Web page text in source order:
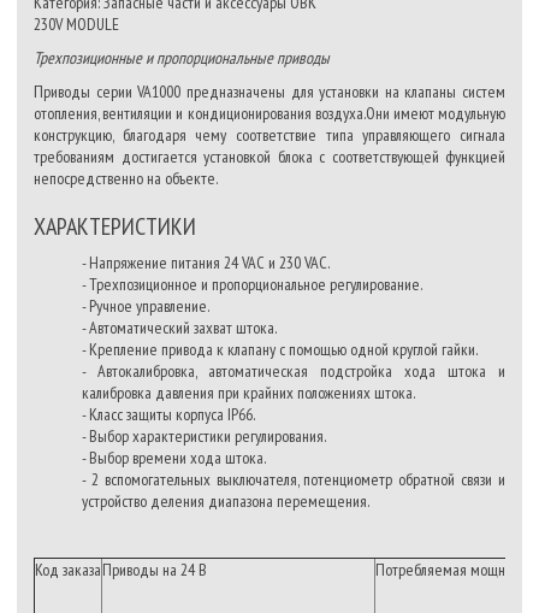
230V MODULE
Трехпозиционные и пропорциональные приводы
Приводы серии VA1000 предназначены для установки на клапаны систем
отопления, вентиляции и кондиционирования воздуха.Они имеют модульную
конструкцию, благодаря чему соответствие типа управляющего сигнала
требованиям достигается установкой блока с соответствующей функцией
непосредственно на объекте.
ХАРАКТЕРИСТИКИ
- Напряжение питания 24 VAC и 230 VAC.
- Трехпозиционное и пропорциональное регулирование.
- Ручное управление.
- Автоматический захват штока.
- Крепление привода к клапану с помощью одной круглой гайки.
- Автокалибровка, автоматическая подстройка хода штока и
калибровка давления при крайних положениях штока.
- Класс защиты корпуса IP66.
- Выбор характеристики регулирования.
- Выбор времени хода штока.
- 2 вспомогательных выключателя, потенциометр обратной связи и
устройство деления диапазона перемещения.
Код заказаПриводы на 24В Потребляемая мощность